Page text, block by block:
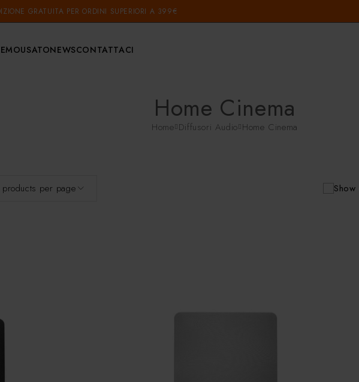
GRATUITA PER ORDINI SUPERIORI A 399€
USATONEWSCONTATTACI
Home Cinema
Home Diffusori Audio Home Cinema